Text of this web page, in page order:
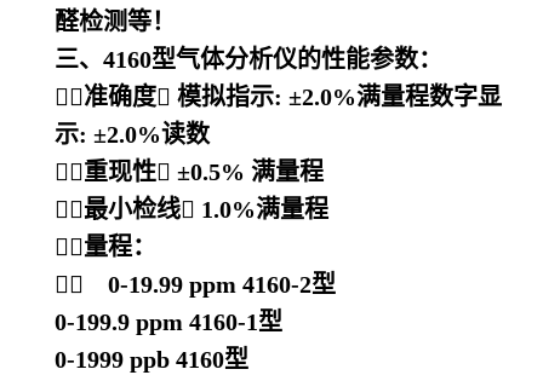
醛检测等！
三、4160型气体分析仪的性能参数：
准确度 模拟指示: ±2.0%满量程数字显
示: ±2.0%读数
重现性 ±0.5% 满量程
最小检线 1.0%满量程
量程：
 0-19.99 ppm 4160-2型
0-199.9 ppm 4160-1型
0-1999 ppb 4160型